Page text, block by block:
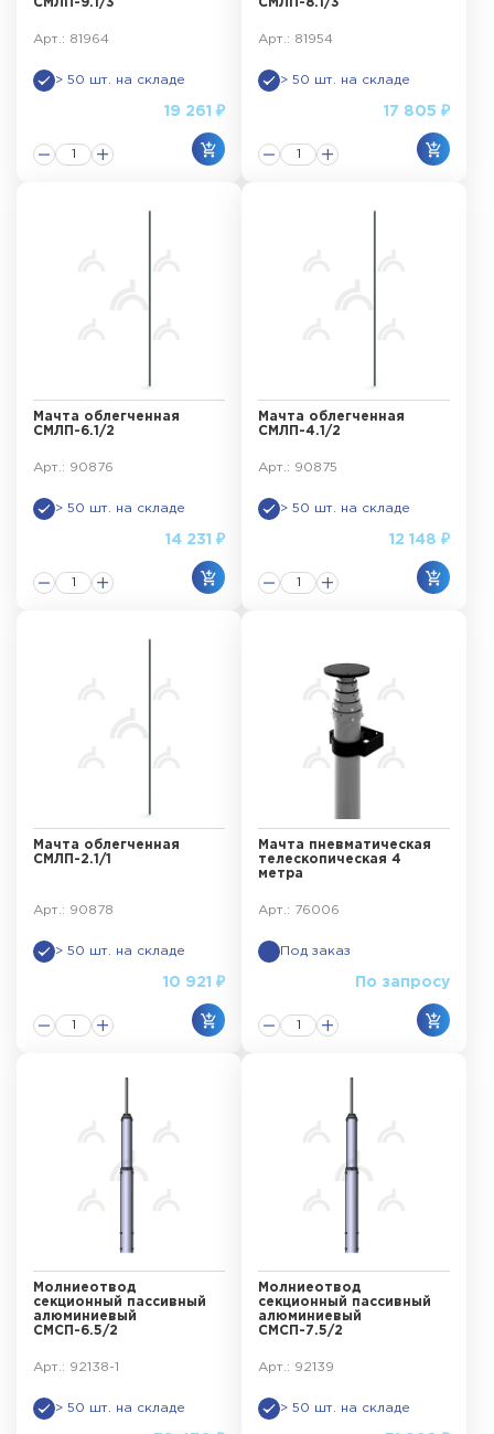
СМЛП-9.1/3
Арт.: 81964
> 50 шт. на складе
19 261 ₽
СМЛП-8.1/3
Арт.: 81954
> 50 шт. на складе
17 805 ₽
Мачта облегченная
СМЛП-6.1/2
Арт.: 90876
> 50 шт. на складе
14 231 ₽
Мачта облегченная
СМЛП-4.1/2
Арт.: 90875
> 50 шт. на складе
12 148 ₽
Мачта облегченная
СМЛП-2.1/1
Арт.: 90878
> 50 шт. на складе
10 921 ₽
Мачта пневматическая
телескопическая 4
метра
Арт.: 76006
Под заказ
По запросу
Молниеотвод
секционный пассивный
алюминиевый
СМСП-6.5/2
Арт.: 92138-1
> 50 шт. на складе
Молниеотвод
секционный пассивный
алюминиевый
СМСП-7.5/2
Арт.: 92139
> 50 шт. на складе